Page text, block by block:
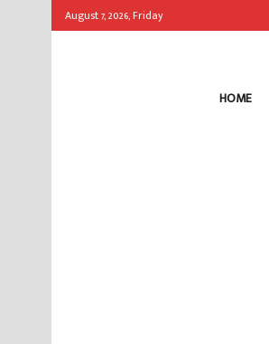
August 7, 2026, Friday
HOME